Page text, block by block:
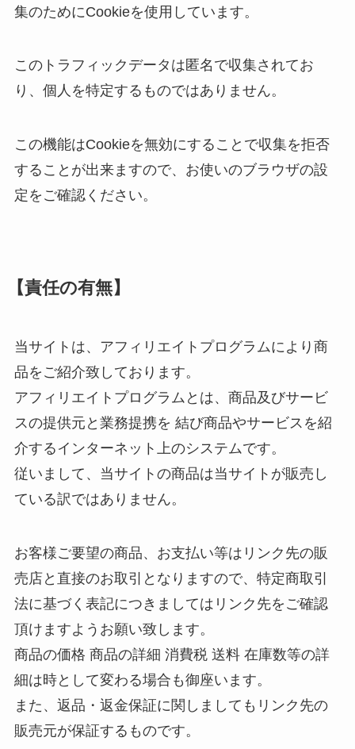
集のためにCookieを使用しています。
このトラフィックデータは匿名で収集されてお
り、個人を特定するものではありません。
この機能はCookieを無効にすることで収集を拒否
することが出来ますので、お使いのブラウザの設
定をご確認ください。
【責任の有無】
当サイトは、アフィリエイトプログラムにより商
品をご紹介致しております。
アフィリエイトプログラムとは、商品及びサービ
スの提供元と業務提携を 結び商品やサービスを紹
介するインターネット上のシステムです。
従いまして、当サイトの商品は当サイトが販売し
ている訳ではありません。
お客様ご要望の商品、お支払い等はリンク先の販
売店と直接のお取引となりますので、特定商取引
法に基づく表記につきましてはリンク先をご確認
頂けますようお願い致します。
商品の価格 商品の詳細 消費税 送料 在庫数等の詳
細は時として変わる場合も御座います。
また、返品・返金保証に関しましてもリンク先の
販売元が保証するものです。